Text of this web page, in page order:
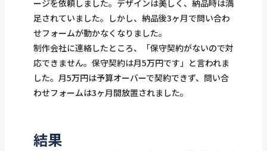
ージを依頼しました。デザインは美しく、納品時は満
足されていました。しかし、納品後3ヶ月で問い合わ
せフォームが動かなくなりました。
制作会社に連絡したところ、「保守契約がないので対
応できません。保守契約は月5万円です」と言われま
した。月5万円は予算オーバーで契約できず、問い合
わせフォームは3ヶ月間放置されました。
結果